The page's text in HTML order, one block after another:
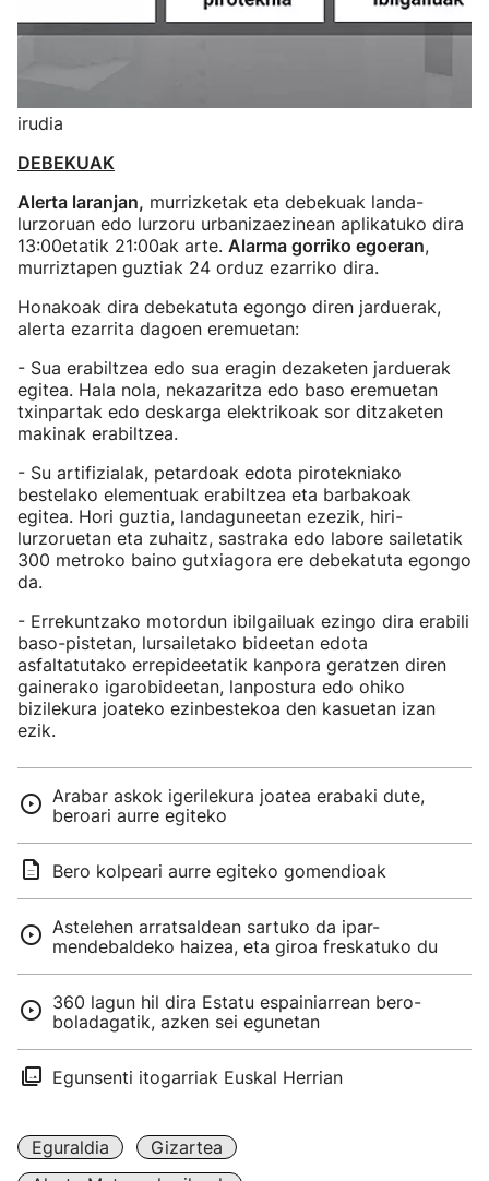
irudia
DEBEKUAK
Alerta laranjan, murrizketak eta debekuak landa-
lurzoruan edo lurzoru urbanizaezinean aplikatuko dira
13:00etatik 21:00ak arte. Alarma gorriko egoeran,
murriztapen guztiak 24 orduz ezarriko dira.
Honakoak dira debekatuta egongo diren jarduerak,
alerta ezarrita dagoen eremuetan:
- Sua erabiltzea edo sua eragin dezaketen jarduerak
egitea. Hala nola, nekazaritza edo baso eremuetan
txinpartak edo deskarga elektrikoak sor ditzaketen
makinak erabiltzea.
- Su artifizialak, petardoak edota pirotekniako
bestelako elementuak erabiltzea eta barbakoak
egitea. Hori guztia, landaguneetan ezezik, hiri-
lurzoruetan eta zuhaitz, sastraka edo labore sailetatik
300 metroko baino gutxiagora ere debekatuta egongo
da.
- Errekuntzako motordun ibilgailuak ezingo dira erabili
baso-pistetan, lursailetako bideetan edota
asfaltatutako errepideetatik kanpora geratzen diren
gainerako igarobideetan, lanpostura edo ohiko
bizilekura joateko ezinbestekoa den kasuetan izan
ezik.
Arabar askok igerilekura joatea erabaki dute,
beroari aurre egiteko
Bero kolpeari aurre egiteko gomendioak
Astelehen arratsaldean sartuko da ipar-
mendebaldeko haizea, eta giroa freskatuko du
360 lagun hil dira Estatu espainiarrean bero-
boladagatik, azken sei egunetan
Egunsenti itogarriak Euskal Herrian
Eguraldia
Gizartea